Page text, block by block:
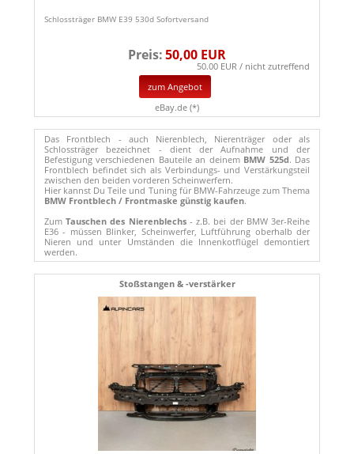
Schlossträger BMW E39 530d Sofortversand
Preis:50,00 EUR
50.00 EUR / nicht zutreffend
zum Angebot
eBay.de (*)
Das Frontblech - auch Nierenblech, Nierenträger oder als
Schlossträger bezeichnet - dient der Aufnahme und der
Befestigung verschiedenen Bauteile an deinemBMW 525d. Das
Frontblech befindet sich als Verbindungs- und Verstärkungsteil
zwischen den beiden vorderen Scheinwerfern.
Hier kannst Du Teile und Tuning für BMW-Fahrzeuge zum Thema
BMW Frontblech / Frontmaske günstig kaufen.
ZumTauschen des Nierenblechs- z.B. bei der BMW 3er-Reihe
E36 - müssen Blinker, Scheinwerfer, Luftführung oberhalb der
Nieren und unter Umständen die Innenkotflügel demontiert
werden.
Stoßstangen & -verstärker